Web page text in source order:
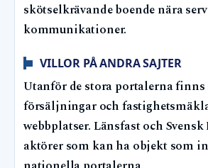
skötselkrävande boende nära
kommunikationer.
VILLOR PÅ ANDRA SAJTER
Utanför de stora portalerna finns
försäljningar och
webbplatser. Länsfast och
aktörer som kan ha objekt som